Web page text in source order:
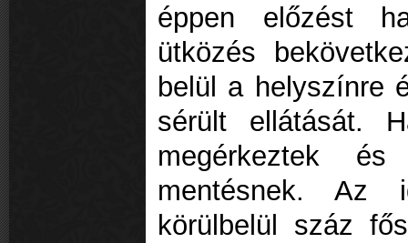
éppen előzést
ütközés
belül a helyszínre
sérült ellátását.
megérkeztek
mentésnek. Az
körülbelül száz